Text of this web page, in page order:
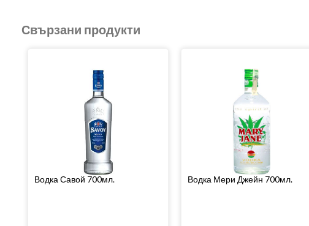
Свързани продукти
Водка Савой 700мл. Водка Мери Джейн 700мл.